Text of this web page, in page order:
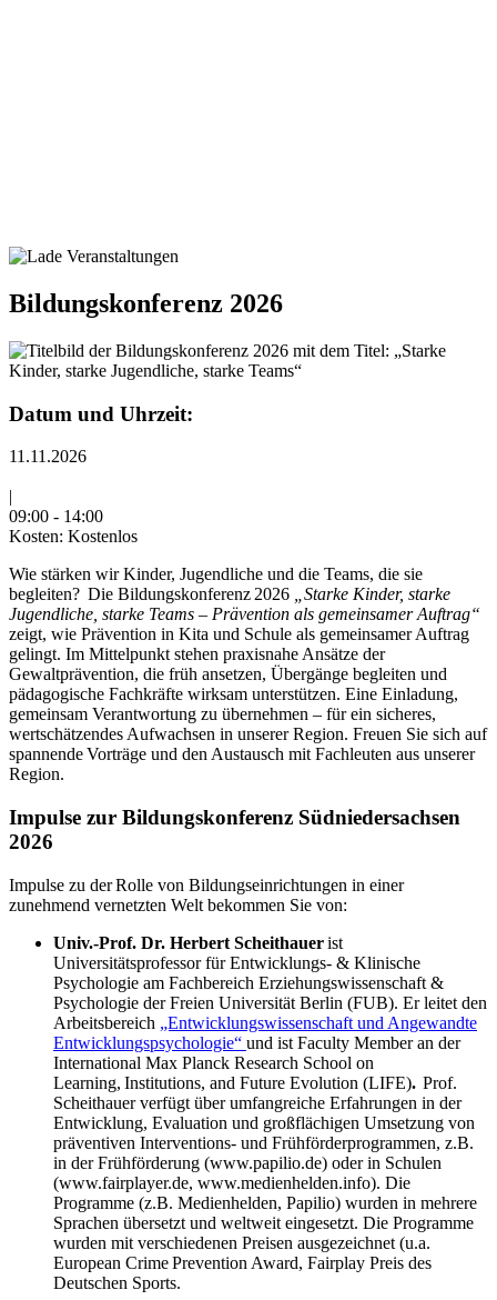
Bildungskonferenz 2026
Datum und Uhrzeit:
11.11.2026
|
09:00 - 14:00
Kosten: Kostenlos
Wie stärken wir Kinder, Jugendliche und die Teams, die sie
begleiten? Die Bildungskonferenz 2026
„Starke Kinder, starke
Jugendliche, starke Teams – Prävention als gemeinsamer Auftrag“
zeigt, wie Prävention in Kita und Schule als gemeinsamer Auftrag
gelingt. Im Mittelpunkt stehen praxisnahe Ansätze der
Gewaltprävention, die früh ansetzen, Übergänge begleiten und
pädagogische Fachkräfte wirksam unterstützen. Eine Einladung,
gemeinsam Verantwortung zu übernehmen – für ein sicheres,
wertschätzendes Aufwachsen in unserer Region. Freuen Sie sich auf
spannende Vorträge und den Austausch mit Fachleuten aus unserer
Region.
Impulse zur Bildungskonferenz Südniedersachsen
2026
Impulse zu der Rolle von Bildungseinrichtungen in einer
zunehmend vernetzten Welt bekommen Sie von:
Univ.-Prof. Dr. Herbert Scheithauerist
Universitätsprofessor für Entwicklungs- & Klinische
Psychologie am Fachbereich Erziehungswissenschaft &
Psychologie der Freien Universität Berlin (FUB). Er leitet den
Arbeitsbereich „Entwicklungswissenschaft und Angewandte
Entwicklungspsychologie“ und ist Faculty Member an der
International Max Planck Research School on
Learning, Institutions, and Future Evolution (LIFE). Prof.
Scheithauer verfügt über umfangreiche Erfahrungen in der
Entwicklung, Evaluation und großflächigen Umsetzung von
präventiven Interventions- und Frühförderprogrammen, z.B.
in der Frühförderung (www.papilio.de) oder in Schulen
(www.fairplayer.de, www.medienhelden.info). Die
Programme (z.B. Medienhelden, Papilio) wurden in mehrere
Sprachen übersetzt und weltweit eingesetzt. Die Programme
wurden mit verschiedenen Preisen ausgezeichnet (u.a.
European Crime Prevention Award, Fairplay Preis des
Deutschen Sports.